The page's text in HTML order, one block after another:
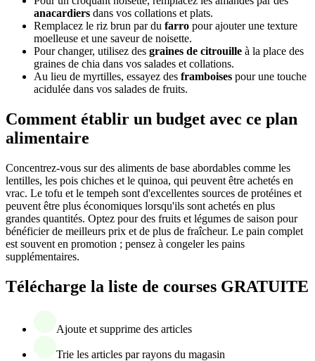
anacardiers dans vos collations et plats.
Remplacez le riz brun par du farro pour ajouter une texture
moelleuse et une saveur de noisette.
Pour changer, utilisez des graines de citrouille à la place des
graines de chia dans vos salades et collations.
Au lieu de myrtilles, essayez des framboises pour une touche
acidulée dans vos salades de fruits.
Comment établir un budget avec ce plan
alimentaire
Concentrez-vous sur des aliments de base abordables comme les
lentilles, les pois chiches et le quinoa, qui peuvent être achetés en
vrac. Le tofu et le tempeh sont d'excellentes sources de protéines et
peuvent être plus économiques lorsqu'ils sont achetés en plus
grandes quantités. Optez pour des fruits et légumes de saison pour
bénéficier de meilleurs prix et de plus de fraîcheur. Le pain complet
est souvent en promotion ; pensez à congeler les pains
supplémentaires.
Télécharge la liste de courses GRATUITE
Ajoute et supprime des articles
Trie les articles par rayons du magasin